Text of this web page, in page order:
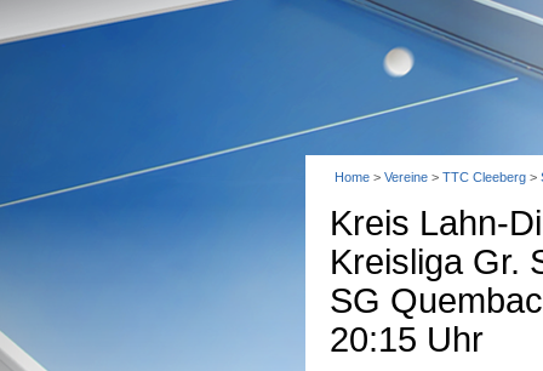
Home > Vereine > TTC Cleeberg >
Kreis Lahn-
Kreisliga Gr.
SG
20:15 Uhr